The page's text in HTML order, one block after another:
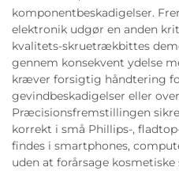
komponentbeskadigelser.
elektronik udgør en anden
kvalitets-skruetrækbittes
gennem konsekvent ydelse
kræver forsigtig håndtering
gevindbeskadigelser eller
Præcisionsfremstillingen
korrekt i små Phillips-,
findes i smartphones,
uden at forårsage